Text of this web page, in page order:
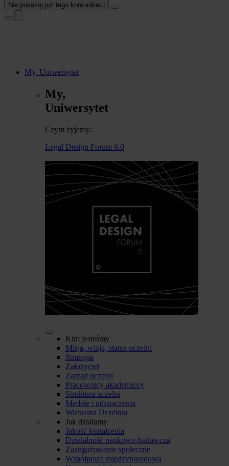
Nie pokazuj już tego komunikatu
My, Uniwersytet
My,
Uniwersytet
Czym żyjemy:
Legal Design Forum 6.0
Kim jesteśmy
Misja, wizja, status uczelni
Strategia
Założyciel
Zarząd uczelni
Pracownicy akademiccy
Struktura uczelni
Medale i odznaczenia
Wirtualna Uczelnia
Jak działamy
Jakość kształcenia
Działalność naukowo-badawcza
Zaangażowanie społeczne
Współpraca międzynarodowa